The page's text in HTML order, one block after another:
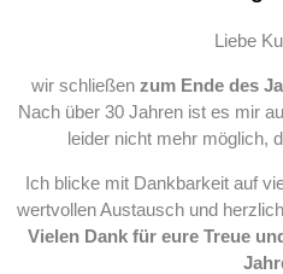
Liebe
wir schließen zum Ende des
Nach über 30 Jahren ist es mir
leider nicht mehr möglich,
Ich blicke mit Dankbarkeit auf
wertvollen Austausch und
Vielen Dank für eure Treue